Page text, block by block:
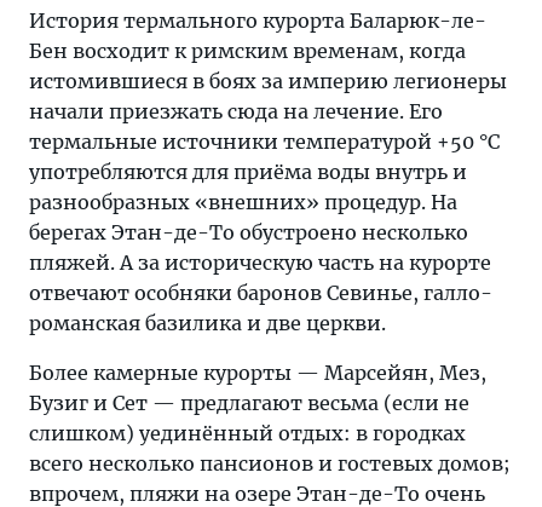
История термального курорта Баларюк-ле-
Бен восходит к римским временам, когда
истомившиеся в боях за империю легионеры
начали приезжать сюда на лечение. Его
термальные источники температурой +50 °C
употребляются для приёма воды внутрь и
разнообразных «внешних» процедур. На
берегах Этан-де-То обустроено несколько
пляжей. А за историческую часть на курорте
отвечают особняки баронов Севинье, галло-
романская базилика и две церкви.
Более камерные курорты — Марсейян, Мез,
Бузиг и Сет — предлагают весьма (если не
слишком) уединённый отдых: в городках
всего несколько пансионов и гостевых домов;
впрочем, пляжи на озере Этан-де-То очень